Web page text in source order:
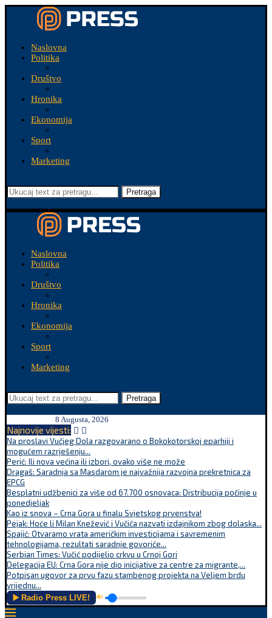
Naslovna
Politika
Društvo
Hronika
Ekonomija
Sport
Marketing
Pretraga
Naslovna
Politika
Društvo
Hronika
Ekonomija
Sport
Marketing
Pretraga
8 Augusta, 2026
Najnovije vijesti:
Na proslavi Vučjeg Dola razgovarano o Bokokotorskoj eparhiji i
mogućem razrješenju...
Perić: Ili nova većina ili izbori, ovako više ne može
Dragaš: Saradnja sa Masdarom je najvažnija razvojna prekretnica za
EPCG
Besplatni udžbenici za više od 67.700 osnovaca: Distribucija počinje u
ponedjeljak
Kao iz snova – Crna Gora u finalu Svjetskog prvenstva!
Pejak: Hoće li Milan Knežević i Vučića nazvati izdajnikom zbog dolaska...
Spajić: Otvaramo vrata američkim investicijama i savremenim
tehnologijama, rezultati saradnje govoriće...
Serbian Times: Vučić podijelio crkvu u Crnoj Gori
Delegacija EU: Crna Gora nije dio inicijative za centre za migrante,...
Potpisan ugovor za prvu fazu stambenog projekta na Veljem brdu
vrijednu...
▶️ Radio Press LIVE! 🔊